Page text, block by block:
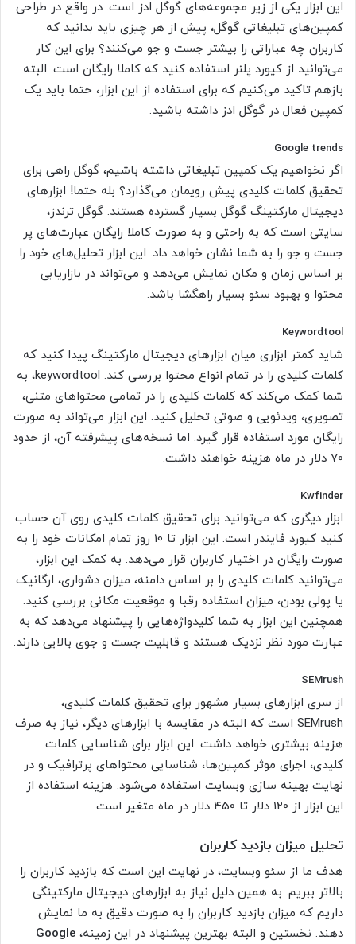
این ابزار یکی از زیر مجموعه‌های گوگل ادز است. در واقع در طراحی
کمپین‌های تبلیغاتی گوگل، پیش از هر چیزی باید بدانید که
کاربران چه عباراتی را بیشتر جست و جو می‌کنند؟ برای این کار
می‌توانید از کیورد پلنر استفاده کنید که کاملا رایگان است. البته
بازهم تاکید می‌کنیم که برای استفاده از این ابزار، حتما باید یک
کمپین فعال در گوگل ادز داشته باشید.
Google trends
اگر نخواهیم یک کمپین تبلیغاتی داشته باشیم، گوگل راهی برای
تحقیق کلمات کلیدی پیش رویمان می‌گذارد؟ بله حتما! ابزارهای
دیجیتال مارکتینگ گوگل بسیار گسترده هستند. گوگل ترندز،
سایتی است که به راحتی و به صورت کاملا رایگان عبارت‌های پر
جست و جو را به شما نشان خواهد داد. این ابزار تحلیل‌های خود را
بر اساس زمان و مکان نمایش می‌دهد و می‌تواند در بازاریابی
محتوا و بهبود سئو بسیار راهگشا باشد.
Keywordtool
شاید کمتر ابزاری میان ابزارهای دیجیتال مارکتینگ پیدا کنید که
کلمات کلیدی را در تمام انواع محتوا بررسی کند. keywordtool، به
شما کمک می‌کند که کلمات کلیدی را در تمامی محتواهای متنی،
تصویری، ویدئویی و صوتی تحلیل کنید. این ابزار می‌تواند به صورت
رایگان مورد استفاده قرار گیرد. اما نسخه‌های پیشرفته آن، از حدود
70 دلار در ماه هزینه خواهند داشت.
Kwfinder
ابزار دیگری که می‌توانید برای تحقیق کلمات کلیدی روی آن حساب
کنید کیورد فایندر است. این ابزار تا 10 روز تمام امکانات خود را به
صورت رایگان در اختیار کاربران قرار می‌دهد. به کمک این ابزار،
می‌توانید کلمات کلیدی را بر اساس دامنه، میزان دشواری، ارگانیک
یا پولی بودن، میزان استفاده رقبا و موقعیت مکانی بررسی کنید.
همچنین این ابزار به شما کلیدواژه‌هایی را پیشنهاد می‌دهد که به
عبارت مورد نظر نزدیک هستند و قابلیت جست و جوی بالایی دارند.
SEMrush
از سری ابزارهای بسیار مشهور برای تحقیق کلمات کلیدی،
SEMrush است که البته در مقایسه با ابزارهای دیگر، نیاز به صرف
هزینه بیشتری خواهد داشت. این ابزار برای شناسایی کلمات
کلیدی، اجرای موثر کمپین‌ها، شناسایی محتواهای پرترافیک و در
نهایت بهینه سازی وبسایت استفاده می‌شود. هزینه استفاده از
این ابزار از 120 دلار تا 450 دلار در ماه متغیر است.
تحلیل میزان بازدید کاربران
هدف ما از سئو وبسایت، در نهایت این است که بازدید کاربران را
بالاتر ببریم. به همین دلیل نیاز به ابزارهای دیجیتال مارکتینگی
داریم که میزان بازدید کاربران را به صورت دقیق به ما نمایش
دهند. نخستین و البته بهترین پیشنهاد در این زمینه، Google